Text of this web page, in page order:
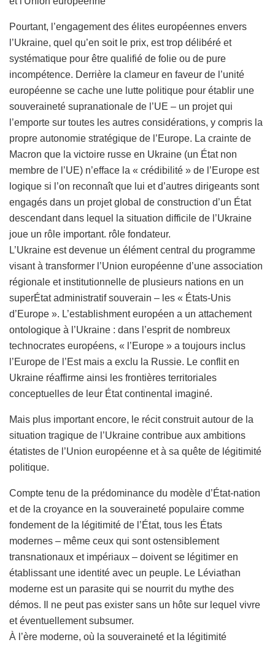
Pourtant, l’engagement des élites européennes envers
l’Ukraine, quel qu’en soit le prix, est trop délibéré et
systématique pour être qualifié de folie ou de pure
incompétence. Derrière la clameur en faveur de l’unité
européenne se cache une lutte politique pour établir une
souveraineté supranationale de l’UE – un projet qui
l’emporte sur toutes les autres considérations, y compris la
propre autonomie stratégique de l’Europe. La crainte de
Macron que la victoire russe en Ukraine (un État non
membre de l’UE) n’efface la « crédibilité » de l’Europe est
logique si l’on reconnaît que lui et d’autres dirigeants sont
engagés dans un projet global de construction d’un État
descendant dans lequel la situation difficile de l’Ukraine
joue un rôle important. rôle fondateur.
L’Ukraine est devenue un élément central du programme
visant à transformer l’Union européenne d’une association
régionale et institutionnelle de plusieurs nations en un
superÉtat administratif souverain – les « États-Unis
d’Europe ». L’establishment européen a un attachement
ontologique à l’Ukraine : dans l’esprit de nombreux
technocrates européens, « l’Europe » a toujours inclus
l’Europe de l’Est mais a exclu la Russie. Le conflit en
Ukraine réaffirme ainsi les frontières territoriales
conceptuelles de leur État continental imaginé.
Mais plus important encore, le récit construit autour de la
situation tragique de l’Ukraine contribue aux ambitions
étatistes de l’Union européenne et à sa quête de légitimité
politique.
Compte tenu de la prédominance du modèle d’État-nation
et de la croyance en la souveraineté populaire comme
fondement de la légitimité de l’État, tous les États
modernes – même ceux qui sont ostensiblement
transnationaux et impériaux – doivent se légitimer en
établissant une identité avec un peuple. Le Léviathan
moderne est un parasite qui se nourrit du mythe des
démos. Il ne peut pas exister sans un hôte sur lequel vivre
et éventuellement subsumer.
À l’ère moderne, où la souveraineté et la légitimité